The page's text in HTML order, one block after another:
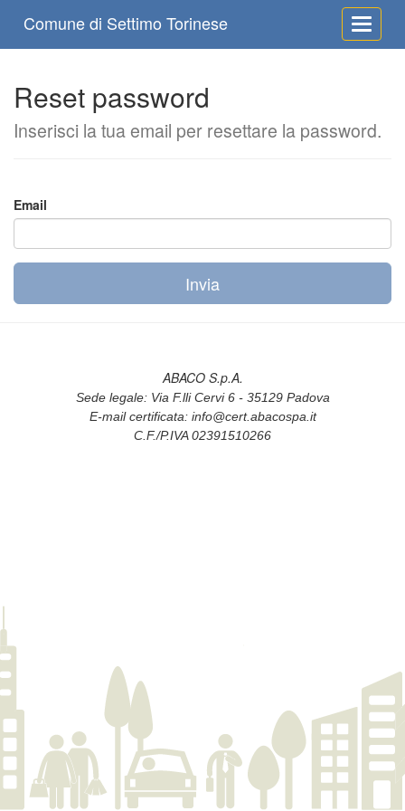
Toggle
Comune di Settimo Torinese
Reset password
Inserisci la tua email per resettare la password.
Email
ABACO S.p.A.
Sede legale: Via F.lli Cervi 6 - 35129 Padova
E-mail certificata: info@cert.abacospa.it
C.F./P.IVA 02391510266